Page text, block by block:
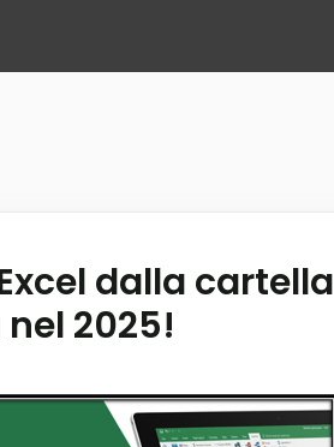
dalla cartella
2025!